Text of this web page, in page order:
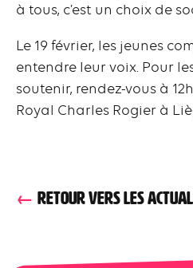
à tous, c’est un choix de
Le 19 février, les jeunes
entendre leur voix. Pour
soutenir, rendez-vous à
Royal Charles Rogier à
RETOUR VERS LES